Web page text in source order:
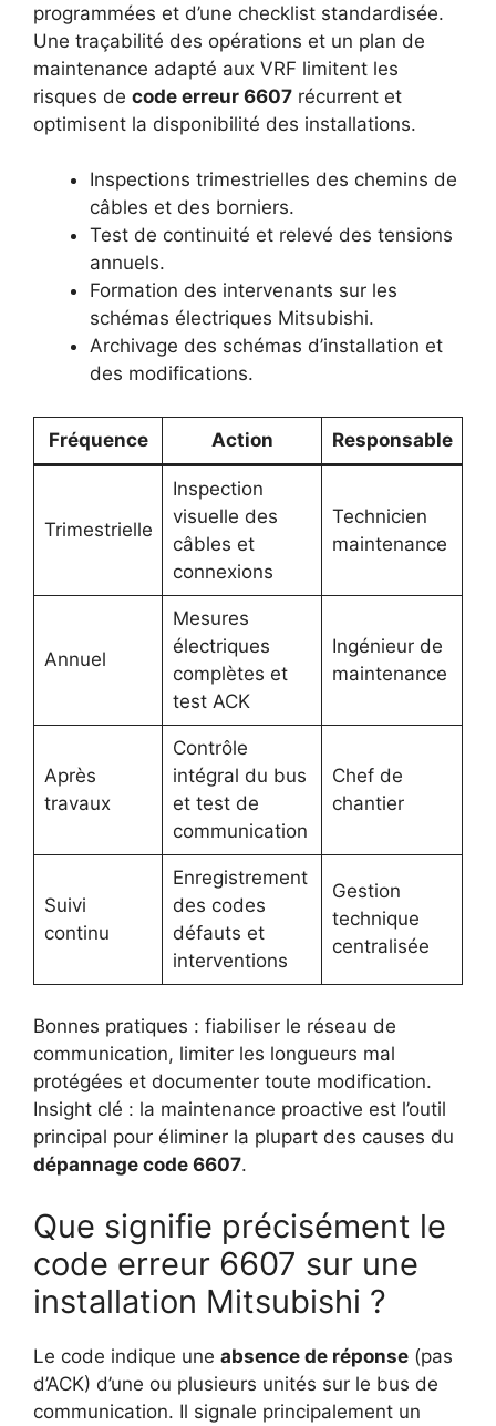
programmées et d’une checklist standardisée.
Une traçabilité des opérations et un plan de
maintenance adapté aux VRF limitent les
risques de code erreur 6607 récurrent et
optimisent la disponibilité des installations.
Inspections trimestrielles des chemins de
câbles et des borniers.
Test de continuité et relevé des tensions
annuels.
Formation des intervenants sur les
schémas électriques Mitsubishi.
Archivage des schémas d’installation et
des modifications.
Fréquence Action Responsable
Trimestrielle
Inspection
visuelle des
câbles et
connexions
Technicien
maintenance
Annuel
Mesures
électriques
complètes et
test ACK
Ingénieur de
maintenance
Après
travaux
Contrôle
intégral du bus
et test de
communication
Chef de
chantier
Suivi
continu
Enregistrement
des codes
défauts et
interventions
Gestion
technique
centralisée
Bonnes pratiques : fiabiliser le réseau de
communication, limiter les longueurs mal
protégées et documenter toute modification.
Insight clé : la maintenance proactive est l’outil
principal pour éliminer la plupart des causes du
dépannage code 6607.
Que signifie précisément le
code erreur 6607 sur une
installation Mitsubishi ?
Le code indique une absence de réponse (pas
d’ACK) d’une ou plusieurs unités sur le bus de
communication. Il signale principalement un